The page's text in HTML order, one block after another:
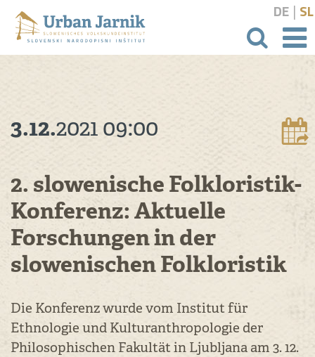
DE | SL
3.12.202109:00
2. slowenische Folkloristik-
Konferenz: Aktuelle
Forschungen in der
slowenischen Folkloristik
Die Konferenz wurde vom Institut für
Ethnologie und Kulturanthropologie der
Philosophischen Fakultät in Ljubljana am 3. 12.